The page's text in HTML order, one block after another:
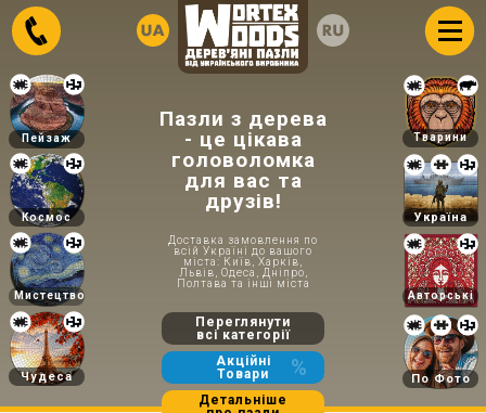
Переглянути
всі категорії
Акційні
Товари
%
Пазли з дерева
- це цікава
головоломка
для вас та
друзів!
Доставка замовлення по
всій Україні до вашого
міста: Київ, Харків,
Львів, Одеса, Дніпро,
Полтава та інші міста
По Фото
Україна
Пейзаж
Чудеса
Космос
Мистецтво Авторські
Тварини
Детальніше